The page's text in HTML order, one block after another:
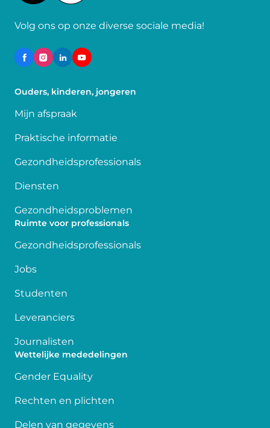
Volg ons op onze diverse sociale media!
Ouders, kinderen, jongeren
Mijn afspraak
Praktische informatie
Gezondheidsprofessionals
Diensten
Gezondheidsproblemen
Ruimte voor professionals
Gezondheidsprofessionals
Jobs
Studenten
Leveranciers
Journalisten
Wettelijke mededelingen
Gender Equality
Rechten en plichten
Delen van gegevens